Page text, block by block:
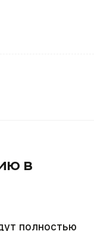
в
полностью